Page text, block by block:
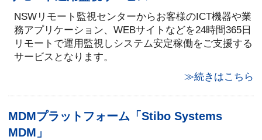
NSWリモート監視センターからお客様のICT機器や業
務アプリケーション、WEBサイトなどを24時間365日
リモートで運用監視しシステム安定稼働をご支援する
サービスとなります。
≫続きはこちら
MDMプラットフォーム「Stibo Systems
MDM」